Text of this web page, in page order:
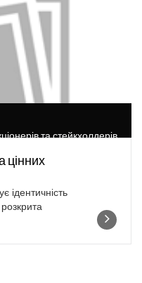
та стейкхолдерів
цінних
ідентичність